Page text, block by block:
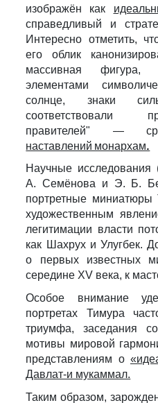
изображён как
справедливый и
Интересно отметить,
его облик
массивная
элементами
солнце, знаки
соответствовали
правителей" —
наставлений монархам.
Научные исследования
А. Семёнова и Э. Б.
портретные
художественным
легитимации власти
как Шахрух и Улугбек.
о первых известных
середине XV века, к
Особое внимание
портретах Тимура
триумфа, заседания
мотивы мировой
представлениям о
Давлат-и мукаммал.
Таким образом,